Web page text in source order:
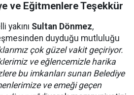
ve Eğitmenlere Teşekkür
yakını Sultan Dönmez,
duyduğu mutluluğu
çok güzel vakit geçiriyor.
ve eğlencemizle harika
bu imkanları sunan Belediye
ve emeği geçen